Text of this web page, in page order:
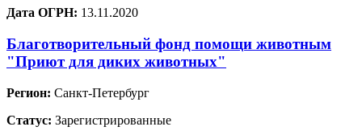
Дата ОГРН: 13.11.2020
Благотворительный фонд помощи животным
"Приют для диких животных"
Регион: Санкт-Петербург
Статус: Зарегистрированные